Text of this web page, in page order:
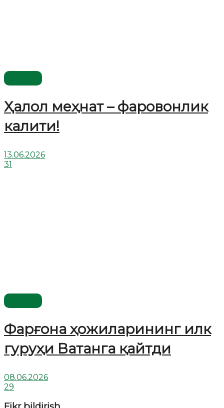
Ҳалол меҳнат – фаровонлик
калити!
13.06.2026
31
Фарғона ҳожиларининг илк
гуруҳи Ватанга қайтди
08.06.2026
29